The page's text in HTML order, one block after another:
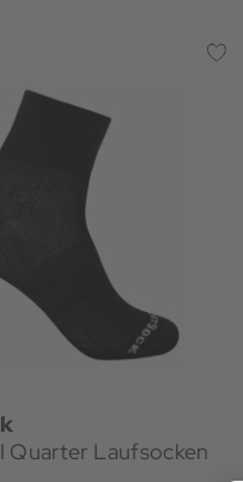
Quarter Laufsocken